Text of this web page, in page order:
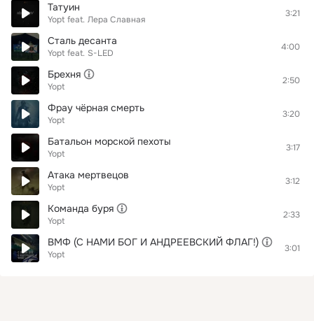
Татуин
Yopt feat. Лера Славная
3:21
Сталь десанта
Yopt feat. S-LED
4:00
Брехня
Yopt
2:50
Фрау чёрная смерть
Yopt
3:20
Батальон морской пехоты
Yopt
3:17
Атака мертвецов
Yopt
3:12
Команда буря
Yopt
2:33
ВМФ (С НАМИ БОГ И АНДРЕЕВСКИЙ ФЛАГ!)
Yopt
3:01